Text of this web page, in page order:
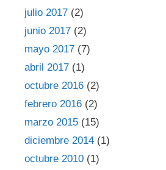
julio 2017 (2)
junio 2017 (2)
mayo 2017 (7)
abril 2017 (1)
octubre 2016 (2)
febrero 2016 (2)
marzo 2015 (15)
diciembre 2014 (1)
octubre 2010 (1)